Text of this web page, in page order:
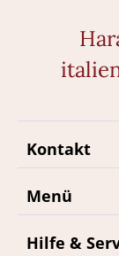
Kontakt
Menü
Hilfe &